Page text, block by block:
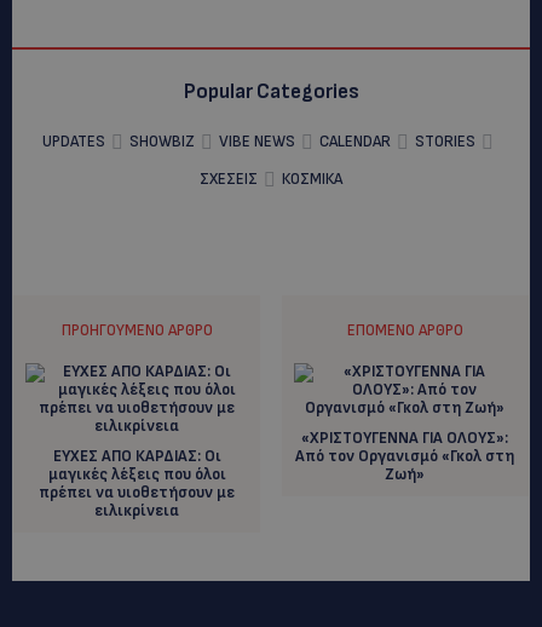
Popular Categories
UPDATES SHOWBIZ VIBE NEWS CALENDAR
STORIES
ΣΧΕΣΕΙΣ
ΚΟΣΜΙΚΑ
ΠΡΟΗΓΟΎΜΕΝΟ ΆΡΘΡΟ
ΕΥΧΕΣ ΑΠΟ ΚΑΡΔΙΑΣ: Οι
μαγικές λέξεις που όλοι
πρέπει να υιοθετήσουν με
ειλικρίνεια
ΕΠΌΜΕΝΟ ΆΡΘΡΟ
«ΧΡΙΣΤΟΥΓΕΝΝΑ ΓΙΑ ΟΛΟΥΣ»:
Aπό τον Οργανισμό «Γκολ στη
Ζωή»